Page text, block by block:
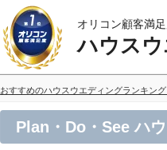
オリコン顧客満
ハウス
おすすめのハウスウエディングランキン
Plan・Do・See ハ